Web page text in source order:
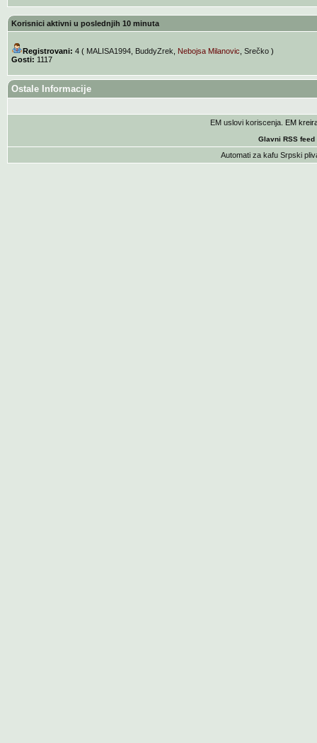
Korisnici aktivni u poslednjih 10 minuta
Registrovani: 4 ( MALISA1994, BuddyZrek Nebojsa Milanovic Srečko)
Gosti: 1117
Ostale Informacije
EM uslovi koriscenja . EM
Glavni RSS feed
Automati za kafu Srpski